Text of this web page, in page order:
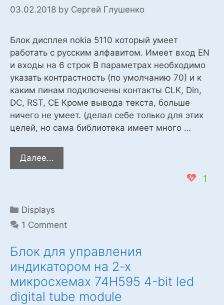
03.02.2018 by Сергей Глушенко
Блок дисплея nokia 5110 который умеет
работать с русским алфавитом. Имеет вход EN
и входы на 6 строк В параметрах необходимо
указать контрастность (по умолчанию 70) и к
каким пинам подключены контакты CLK, Din,
DC, RST, CE Кроме вывода текста, больше
ничего не умеет. (делал себе только для этих
целей, но сама библиотека имеет много …
Далее…
дисплея
c
кириллицей
1
Categories
Displays
1 Comment
Блок для управления
индикатором на 2-х
микросхемах 74Н595 4-bit led
digital tube module